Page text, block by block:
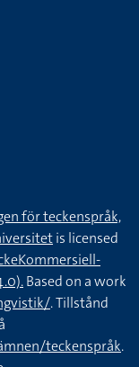
för teckenspråk,
is licensed
Based on a work
. Tillstånd
teckenspråk.